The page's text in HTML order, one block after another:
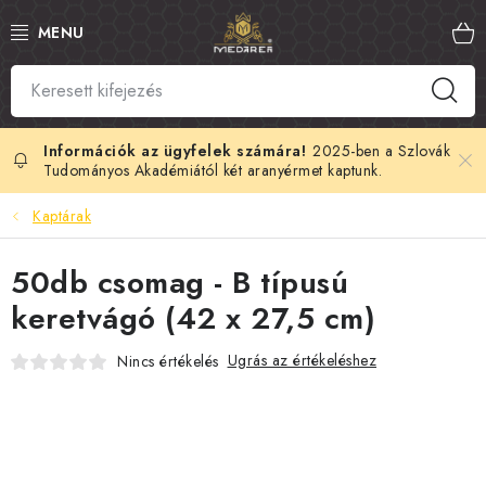
tartalomhoz
SZLOVÁK MÉZ
MANUKA MÉZ
MÉHPEMPŐ
KIRÁLYI ZSELÉ
MÉHMÉREG
2025-ben a Szlovák
Tudományos Akadémiától két aranyérmet kaptunk.
Kaptárak
50db csomag - B típusú
keretvágó (42 x 27,5 cm)
Nincs értékelés Ugrás az értékeléshez